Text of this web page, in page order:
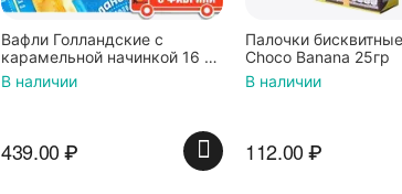
Вафли Голландские с
карамельной начинкой 16 шт
по 36 г ТМ Яшкино
В наличии
439.00₽
Палочки
Choco Banana 25гр
В наличии
112.00₽